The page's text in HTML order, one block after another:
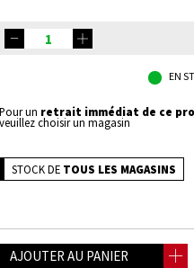
EN
Pour un retrait immédiat de ce
veuillez choisir un magasin
STOCK DE TOUS LES MAGASINS
AJOUTER AU PANIER